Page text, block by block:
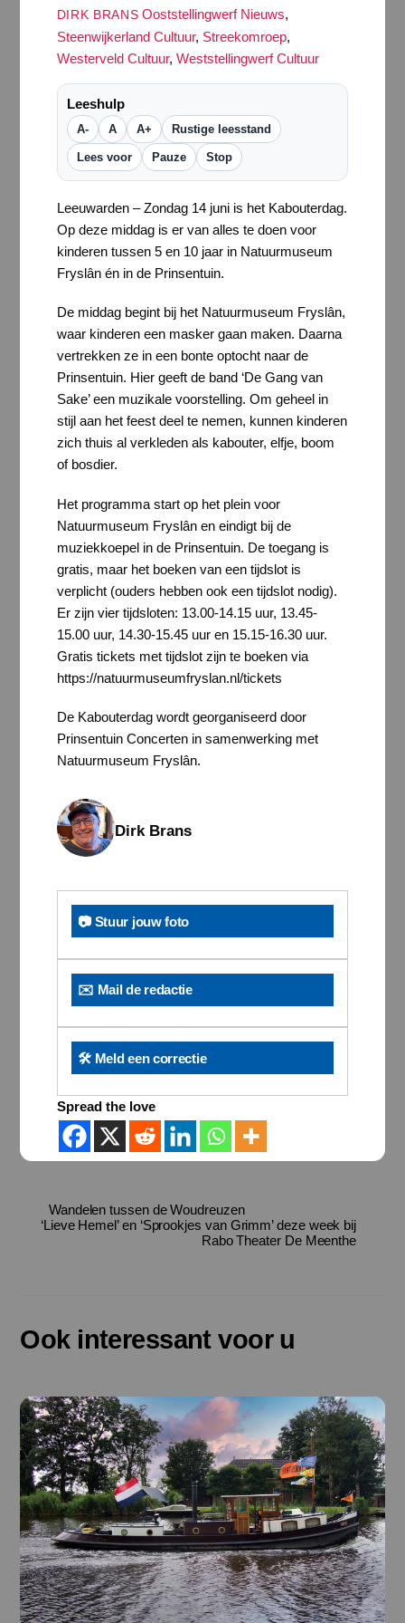
DIRK BRANS Ooststellingwerf Nieuws,
Steenwijkerland Cultuur, Streekomroep,
Westerveld Cultuur, Weststellingwerf Cultuur
Leeshulp
A- A A+ Rustige leesstand
Lees voor Pauze Stop
Leeuwarden – Zondag 14 juni is het Kabouterdag.
Op deze middag is er van alles te doen voor
kinderen tussen 5 en 10 jaar in Natuurmuseum
Fryslân én in de Prinsentuin.
De middag begint bij het Natuurmuseum Fryslân,
waar kinderen een masker gaan maken. Daarna
vertrekken ze in een bonte optocht naar de
Prinsentuin. Hier geeft de band ‘De Gang van
Sake’ een muzikale voorstelling. Om geheel in
stijl aan het feest deel te nemen, kunnen kinderen
zich thuis al verkleden als kabouter, elfje, boom
of bosdier.
Het programma start op het plein voor
Natuurmuseum Fryslân en eindigt bij de
muziekkoepel in de Prinsentuin. De toegang is
gratis, maar het boeken van een tijdslot is
verplicht (ouders hebben ook een tijdslot nodig).
Er zijn vier tijdsloten: 13.00-14.15 uur, 13.45-
15.00 uur, 14.30-15.45 uur en 15.15-16.30 uur.
Gratis tickets met tijdslot zijn te boeken via
https://natuurmuseumfryslan.nl/tickets
De Kabouterdag wordt georganiseerd door
Prinsentuin Concerten in samenwerking met
Natuurmuseum Fryslân.
Dirk Brans
📷 Stuur jouw foto
✉️ Mail de redactie
🛠️ Meld een correctie
Spread the love
Wandelen tussen de Woudreuzen
‘Lieve Hemel’ en ‘Sprookjes van Grimm’ deze week bij
Rabo Theater De Meenthe
Ook interessant voor u